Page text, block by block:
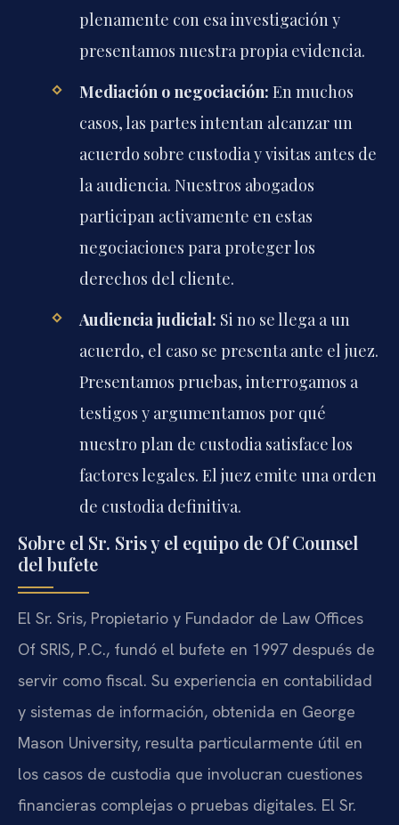
plenamente con esa investigación y
presentamos nuestra propia evidencia.
Mediación o negociación: En muchos
casos, las partes intentan alcanzar un
acuerdo sobre custodia y visitas antes de
la audiencia. Nuestros abogados
participan activamente en estas
negociaciones para proteger los
derechos del cliente.
Audiencia judicial: Si no se llega a un
acuerdo, el caso se presenta ante el juez.
Presentamos pruebas, interrogamos a
testigos y argumentamos por qué
nuestro plan de custodia satisface los
factores legales. El juez emite una orden
de custodia definitiva.
Sobre el Sr. Sris y el equipo de Of Counsel
del bufete
El Sr. Sris, Propietario y Fundador de Law Offices
Of SRIS, P.C., fundó el bufete en 1997 después de
servir como fiscal. Su experiencia en contabilidad
y sistemas de información, obtenida en George
Mason University, resulta particularmente útil en
los casos de custodia que involucran cuestiones
financieras complejas o pruebas digitales. El Sr.